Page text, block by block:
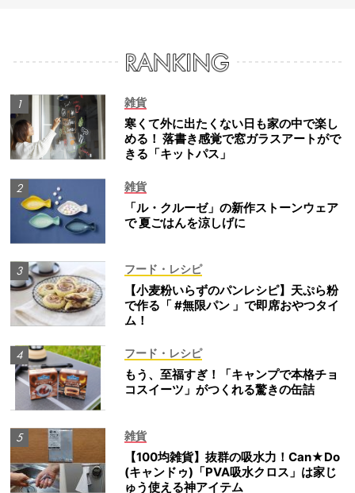
雑貨
寒くて外に出たくない日も家の中で楽し
める！ 落書き感覚で窓ガラスアートがで
きる「キットパス」
雑貨
「ル・クルーゼ」の新作ストーンウェア
で 夏ごはんを涼しげに
フード・レシピ
【小麦粉いらずのパンレシピ】天ぷら粉
で作る「 #無限パン 」で即席おやつタイ
ム！
フード・レシピ
もう、至福すぎ！「キャンプで本格チョ
コスイーツ」がつくれる驚きの缶詰
雑貨
【100均雑貨】抜群の吸水力！Can★Do
(キャンドゥ)「PVA吸水クロス」は家じ
ゅう使える神アイテム